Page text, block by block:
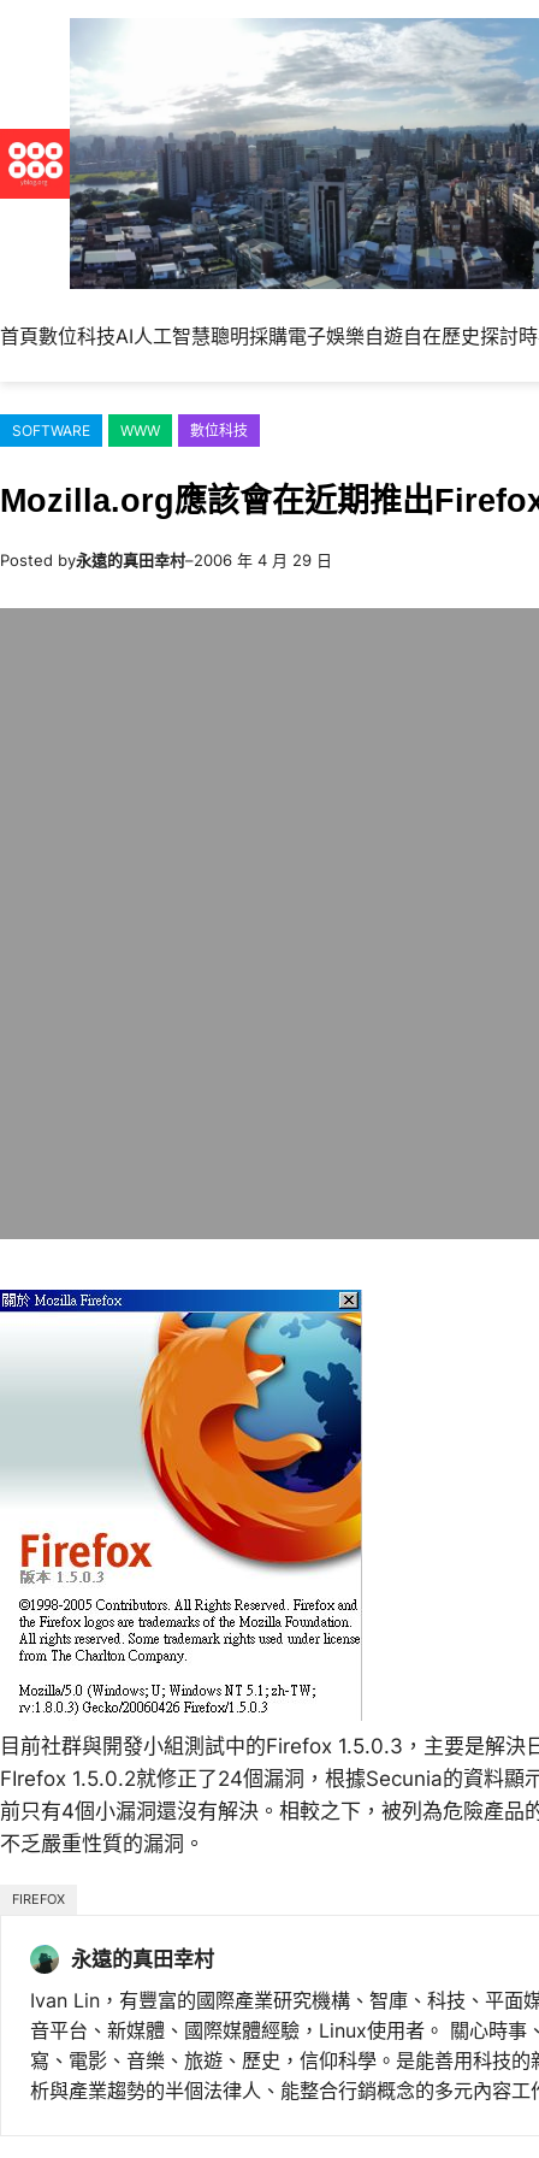
內
容
首頁數位科技AI人工智慧聰明採購電子娛樂自遊自在歷史探討
SOFTWARE WWW 數位科技
Mozilla.org應該會在近期推出
Posted by永遠的真田幸村–2006 年 4 月 29 日
目前社群與開發小組測試中的Firefox 1.5.0.3，主要是解決
FIrefox 1.5.0.2就修正了24個漏洞，根據Secunia的資料顯
前只有4個小漏洞還沒有解決。相較之下，被列為危險產品
不乏嚴重性質的漏洞。
FIREFOX
永遠的真田幸村
Ivan Lin，有豐富的國際產業研究機構、智庫、科技、平面
音平台、新媒體、國際媒體經驗，Linux使用者。 關心時事
寫、電影、音樂、旅遊、歷史，信仰科學。是能善用科技
析與產業趨勢的半個法律人、能整合行銷概念的多元內容工